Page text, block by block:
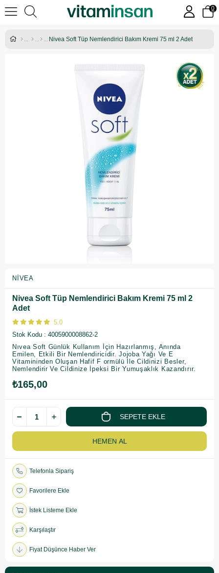
0
Nivea Soft Tüp Nemlendirici Bakım Kremi 75 ml 2 Adet
NIVEA
Nivea Soft Tüp Nemlendirici Bakım Kremi 75 ml 2
Adet
5.0
Stok Kodu
4005900008862-2
Nıvea Soft Günlük Kullanım İçin Hazırlanmış, Anında
Emilen, Etkili Bir Nemlendiricidir. Jojoba Yağı Ve E
Vitamininden Oluşan Hafif F ormülü İle Cildinizi Besler,
Nemlendirir Ve Cildinize İpeksi Bir Yumuşaklık Kazandırır.
₺165,00
Telefonla Sipariş
Favorilere Ekle
İstek Listeme Ekle
Karşılaştır
Fiyat Düşünce Haber Ver